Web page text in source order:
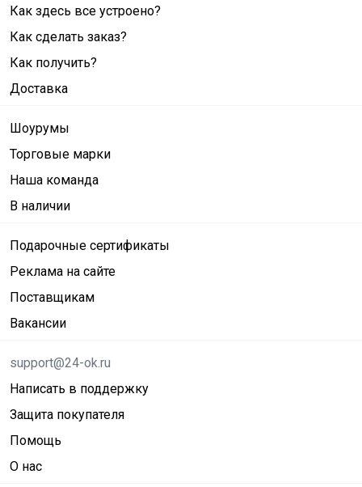
Как здесь все устроено?
Как сделать заказ?
Как получить?
Доставка
Шоурумы
Торговые марки
Наша команда
В наличии
Подарочные сертификаты
Реклама на сайте
Поставщикам
Вакансии
support@24-ok.ru
Написать в поддержку
Защита покупателя
Помощь
О нас